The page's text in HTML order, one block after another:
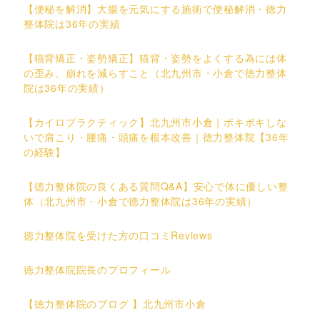
【便秘を解消】大腸を元気にする施術で便秘解消・徳力
整体院は36年の実績
【猫背矯正・姿勢矯正】猫背・姿勢をよくする為には体
の歪み、崩れを減らすこと（北九州市・小倉で徳力整体
院は36年の実績）
【カイロプラクティック】北九州市小倉｜ボキボキしな
いで肩こり・腰痛・頭痛を根本改善｜徳力整体院【36年
の経験】
【徳力整体院の良くある質問Q&A】安心で体に優しい整
体（北九州市・小倉で徳力整体院は36年の実績）
徳力整体院を受けた方の口コミReviews
徳力整体院院長のプロフィール
【徳力整体院のブログ 】北九州市小倉